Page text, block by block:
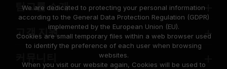
팀그룹 소개
고객 지원
We are dedicated to protecting your personal information
according to the General Data Protection Regulation (GDPR)
implemented by the European Union (EU).
Cookies are small temporary files within a web browser used
to identify the preference of each user when browsing
websites.
When you visit our website again, Cookies will be used to